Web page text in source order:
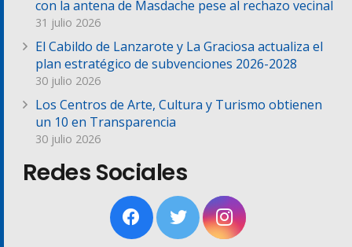
con la antena de Masdache pese al rechazo vecinal
31 julio 2026
El Cabildo de Lanzarote y La Graciosa actualiza el
plan estratégico de subvenciones 2026-2028
30 julio 2026
Los Centros de Arte, Cultura y Turismo obtienen
un 10 en Transparencia
30 julio 2026
Redes Sociales